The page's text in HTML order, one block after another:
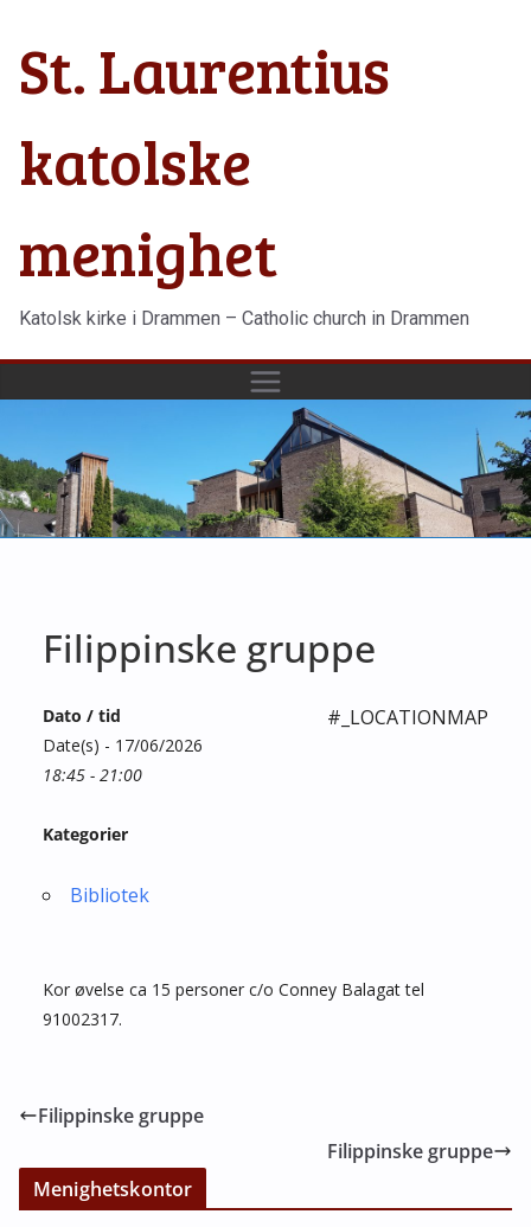
innholdet
St. Laurentius
katolske
menighet
Katolsk kirke i Drammen – Catholic church in Drammen
Filippinske gruppe
#_LOCATIONMAP
Dato / tid
Date(s) - 17/06/2026
18:45 - 21:00
Kategorier
Bibliotek
Kor øvelse ca 15 personer c/o Conney Balagat tel
91002317.
Filippinske gruppe
Filippinske gruppe
Menighetskontor